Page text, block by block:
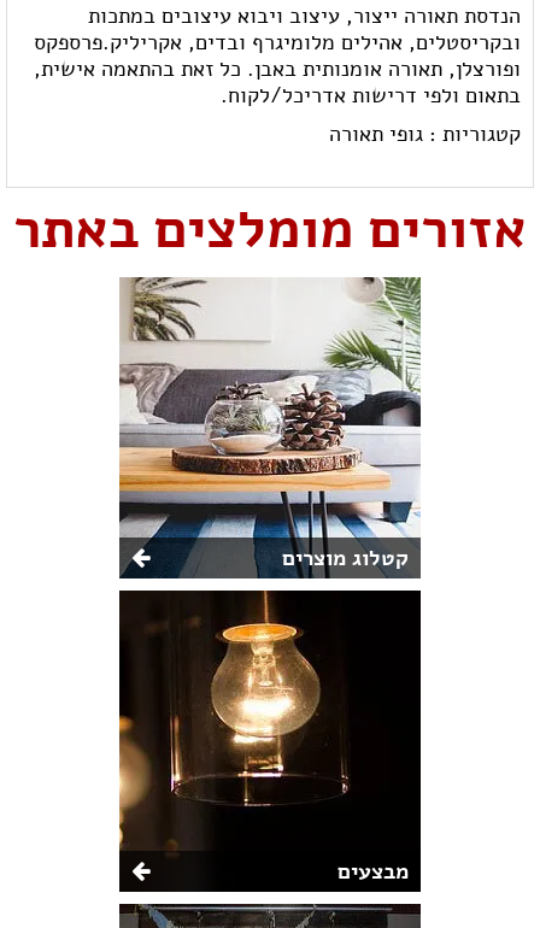
הנדסת תאורה ייצור, עיצוב ויבוא עיצובים במתכות
ובקריסטלים, אהילים מלומיגרף ובדים, אקריליק.פרספקס
ופורצלן, תאורה אומנותית באבן. כל זאת בהתאמה אישית,
בתאום ולפי דרישות אדריכל/לקוח.
קטגוריות : גופי תאורה
אזורים מומלצים באתר
קטלוג מוצרים
מבצעים